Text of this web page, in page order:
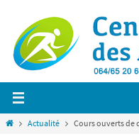
contenu
HomeActualité Cours ouverts de